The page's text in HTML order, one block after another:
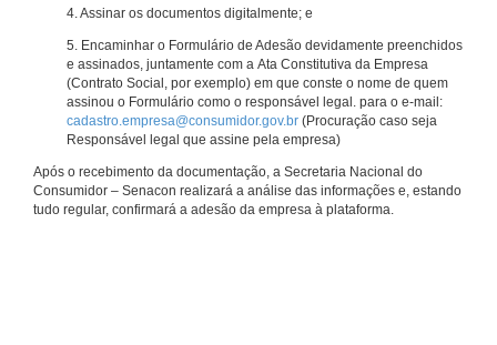
4. Assinar os documentos digitalmente; e
5. Encaminhar o Formulário de Adesão devidamente preenchidos
e assinados, juntamente com a Ata Constitutiva da Empresa
(Contrato Social, por exemplo) em que conste o nome de quem
assinou o Formulário como o responsável legal. para o e-mail:
cadastro.empresa@consumidor.gov.br (Procuração caso seja
Responsável legal que assine pela empresa)
Após o recebimento da documentação, a Secretaria Nacional do
Consumidor – Senacon realizará a análise das informações e, estando
tudo regular, confirmará a adesão da empresa à plataforma.